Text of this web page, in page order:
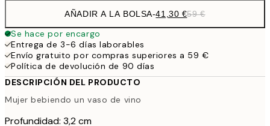
AÑADIR A LA BOLSA-41,30 €59 €
Se hace por encargo
Entrega de 3-6 días laborables
Envío gratuito por compras superiores a 59 €
Política de devolución de 90 días
DESCRIPCIÓN DEL PRODUCTO
Mujer bebiendo un vaso de vino
Profundidad: 3,2 cm